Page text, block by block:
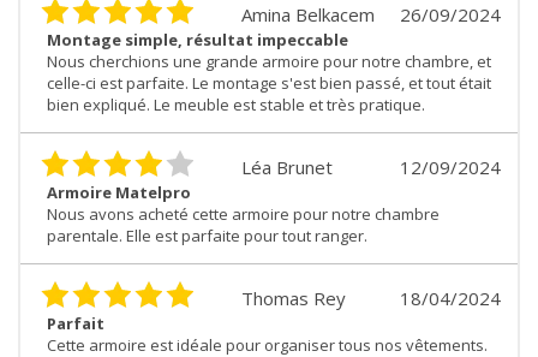
26/09/2024
Amina Belkacem
Montage simple, résultat impeccable
Nous cherchions une grande armoire pour notre chambre, et
celle-ci est parfaite. Le montage s'est bien passé, et tout était
bien expliqué. Le meuble est stable et très pratique.
12/09/2024
Léa Brunet
Armoire Matelpro
Nous avons acheté cette armoire pour notre chambre
parentale. Elle est parfaite pour tout ranger.
18/04/2024
Thomas Rey
Parfait
Cette armoire est idéale pour organiser tous nos vêtements.